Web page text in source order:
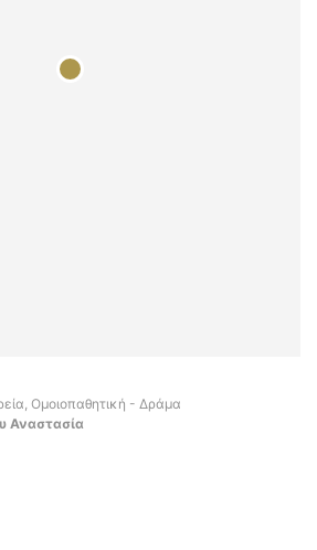
Ομοιοπαθητική - Δράμα
Αναστασία